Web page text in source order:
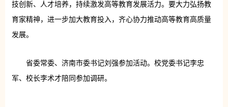
技创新、人才培养，持续激发高等教育发展活力。要大力弘扬教
育家精神，进一步加大教育投入，齐心协力推动高等教育高质量
发展。
省委常委、济南市委书记刘强参加活动。校党委书记李忠
军、校长李术才陪同参加调研。